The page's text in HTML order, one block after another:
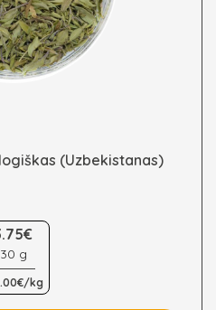
(Uzbekistanas)
This
product
has
multiple
variants.
30 g
kg